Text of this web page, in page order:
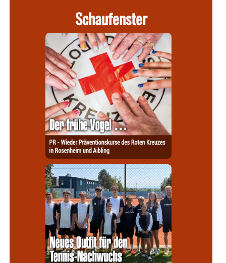
Schaufenster